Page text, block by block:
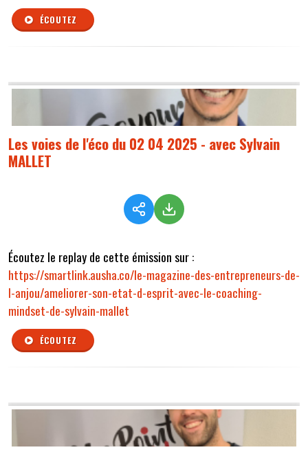
ÉCOUTEZ
Les voies de l'éco du 02 04 2025 - avec Sylvain
MALLET
Écoutez le replay de cette émission sur :
https://smartlink.ausha.co/le-magazine-des-entrepreneurs-de-
l-anjou/ameliorer-son-etat-d-esprit-avec-le-coaching-
mindset-de-sylvain-mallet
ÉCOUTEZ